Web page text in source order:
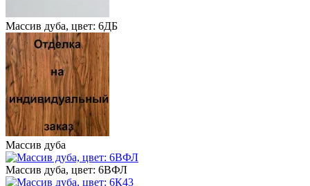
Массив дуба, цвет: 6ДБ
Массив дуба
Массив дуба, цвет: 6ВФЛ